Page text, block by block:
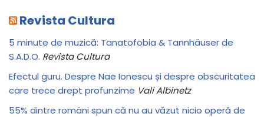
Revista Cultura
5 minute de muzică: Tanatofobia & Tannhäuser de
S.A.D.O. Revista Cultura
Efectul guru. Despre Nae Ionescu și despre obscuritatea
care trece drept profunzime Vali Albinetz
55% dintre români spun că nu au văzut nicio operă de